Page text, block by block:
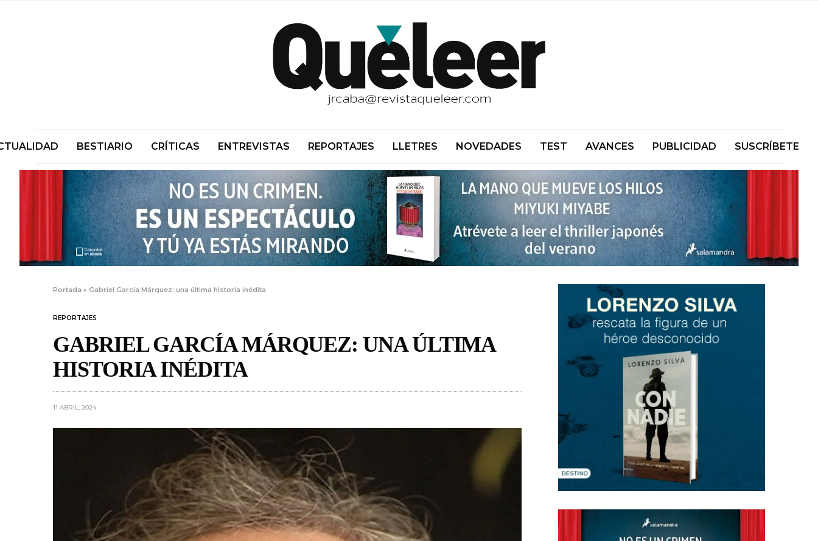
BESTIARIO CRÍTICAS ENTREVISTAS REPORTAJES LLETRES NOVEDADES TEST AVANCES PUBLICIDAD SUSCRÍBETE
Portada »Gabriel García Márquez: una última historia inédita
REPORTAJES
GABRIEL GARCÍA MÁRQUEZ: UNA ÚLTIMA
HISTORIA INÉDITA
11 ABRIL, 2024